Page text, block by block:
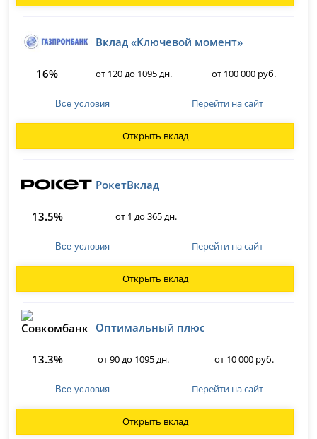
Вклад «Ключевой момент»
16% от 120 до 1095 дн. от 100 000 руб.
Все условия Перейти на сайт
Открыть вклад
РокетВклад
13.5% от 1 до 365 дн.
Все условия Перейти на сайт
Открыть вклад
Оптимальный плюс
13.3% от 90 до 1095 дн. от 10 000 руб.
Все условия Перейти на сайт
Открыть вклад